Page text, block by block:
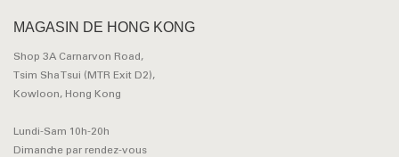
MAGASIN DE HONG KONG
Shop 3A Carnarvon Road,
Tsim Sha Tsui (MTR Exit D2),
Kowloon, Hong Kong
Lundi-Sam 10h-20h
Dimanche par rendez-vous